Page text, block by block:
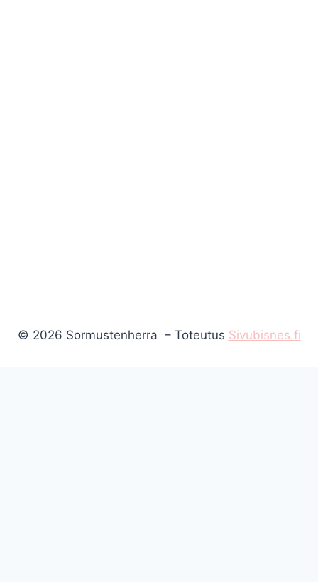
© 2026 Sormustenherra – Toteutus Sivubisnes.fi